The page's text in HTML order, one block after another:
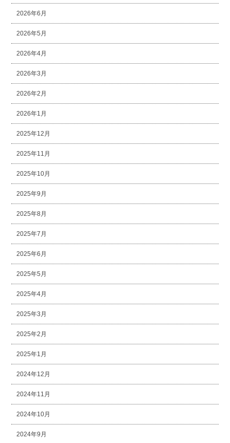
2026年6月
2026年5月
2026年4月
2026年3月
2026年2月
2026年1月
2025年12月
2025年11月
2025年10月
2025年9月
2025年8月
2025年7月
2025年6月
2025年5月
2025年4月
2025年3月
2025年2月
2025年1月
2024年12月
2024年11月
2024年10月
2024年9月